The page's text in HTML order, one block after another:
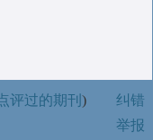
评过的期刊 )
纠错
举报